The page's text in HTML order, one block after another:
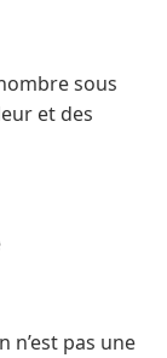
sous
et des
n’est pas une